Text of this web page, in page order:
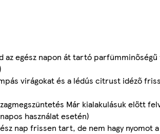
az egész napon át tartó
virágokat és a lédús citrust idéző
Már kialakulásuk előtt
használat esetén)
nap frissen tart, de nem hagy nyomot